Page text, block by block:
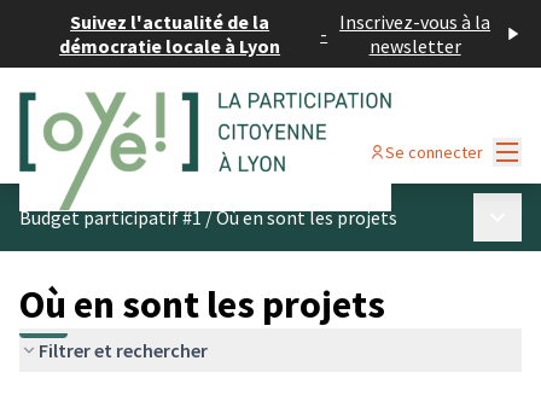
Suivez l'actualité de la
démocratie locale à Lyon
- Inscrivez-vous à la
newsletter
Se connecter
Budget participatif #1/Où en sont les projets
Où en sont les projets
Filtrer et rechercher